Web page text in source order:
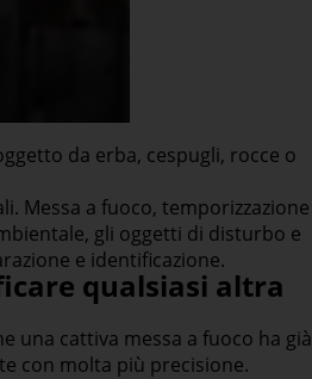
da erba, cespugli, rocce o
Messa a fuoco, temporizzazione
gli oggetti di disturbo e
e identificazione.
qualsiasi altra
una cattiva messa a fuoco ha già
con molta più precisione.